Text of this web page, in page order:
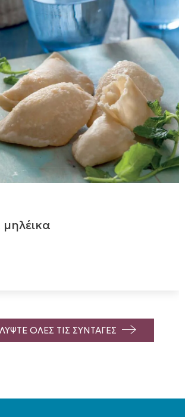
ΟΛΕΣ ΤΙΣ ΣΥΝΤΑΓΕΣ